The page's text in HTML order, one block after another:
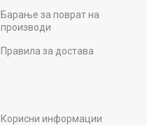
Барање за поврат на
производи
Правила за достава
Корисни информации